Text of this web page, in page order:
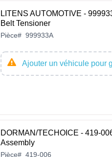
LITENS AUTOMOTIVE -
Belt Tensioner
Pièce# 999933A
Ajouter un véhicule pour
DORMAN/TECHOICE - 419-
Assembly
Pièce# 419-006